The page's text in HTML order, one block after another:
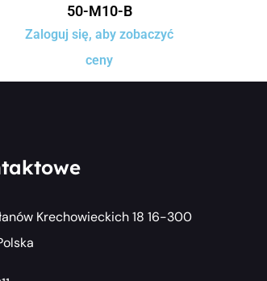
50-M10-B
Zaloguj się, aby zobaczyć
ceny
Krechowieckich 18 16-300